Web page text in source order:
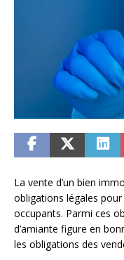
La vente d’un bien
obligations légales
occupants. Parmi ces
d’amiante figure en
les obligations des